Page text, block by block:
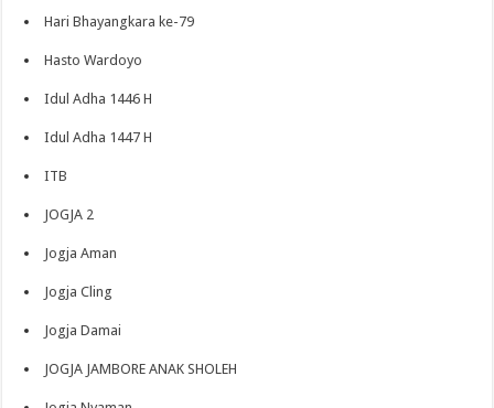
Hari Bhayangkara ke-79
Hasto Wardoyo
Idul Adha 1446 H
Idul Adha 1447 H
ITB
JOGJA 2
Jogja Aman
Jogja Cling
Jogja Damai
JOGJA JAMBORE ANAK SHOLEH